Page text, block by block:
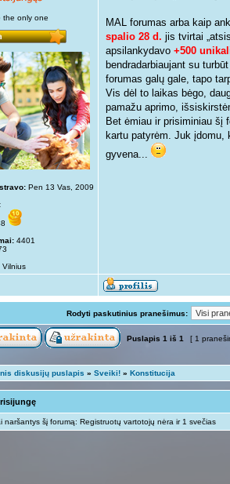
the only one
Pen 13 Vas, 2009
4401
Vilnius
MAL forumas arba kaip
spalio 28 d. jis tvirtai
apsilankydavo +500
bendradarbiaujant su
forumas galų gale, tapo
Vis dėl to laikas bėgo,
pamažu aprimo,
Bet ėmiau ir prisiminiau šį
kartu patyrėm. Juk
gyvena...
Rodyti paskutinius pranešimus:
Puslapis 1 iš 1 [ 1
diskusijų puslapis » Sveiki! » Konstitucija
naršantys šį forumą: Registruotų vartotojų nėra ir 1 svečias